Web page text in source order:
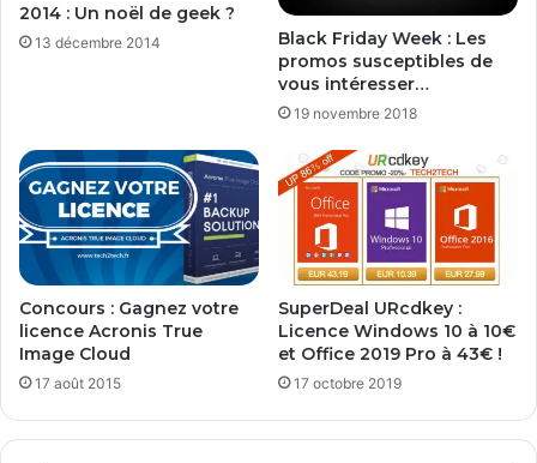
2014 : Un noël de geek ?
13 décembre 2014
Black Friday Week : Les
promos susceptibles de
vous intéresser…
19 novembre 2018
Concours : Gagnez votre
licence Acronis True
Image Cloud
17 août 2015
SuperDeal URcdkey :
Licence Windows 10 à 10€
et Office 2019 Pro à 43€ !
17 octobre 2019